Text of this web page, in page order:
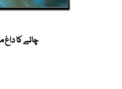
چائے کا داغ